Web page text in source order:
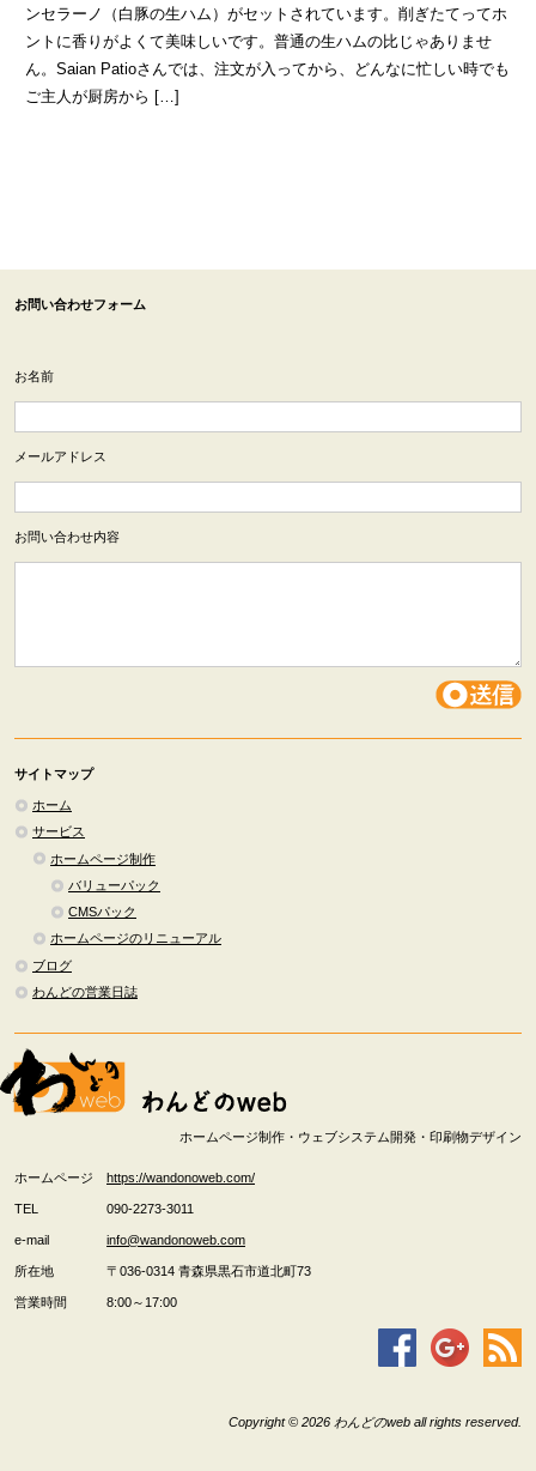
ンセラーノ（白豚の生ハム）がセットされています。削ぎたてってホ
ントに香りがよくて美味しいです。普通の生ハムの比じゃありませ
ん。Saian Patioさんでは、注文が入ってから、どんなに忙しい時でも
ご主人が厨房から […]
お問い合わせフォーム
お名前
メールアドレス
お問い合わせ内容
サイトマップ
ホーム
サービス
ホームページ制作
バリューパック
CMSパック
ホームページのリニューアル
ブログ
わんどの営業日誌
ホームページ制作・ウェブシステム開発・印刷物デザイン
ホームページ https://wandonoweb.com/
TEL 090-2273-3011
e-mail info@wandonoweb.com
所在地 〒036-0314 青森県黒石市道北町73
営業時間 8:00～17:00
Copyright © 2026 わんどのweb all rights reserved.